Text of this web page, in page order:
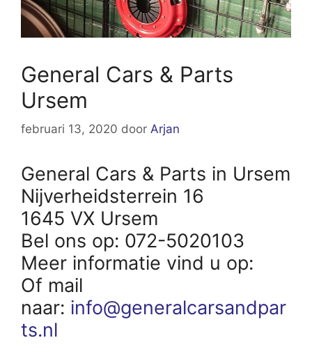
General Cars & Parts
Ursem
februari 13, 2020 door Arjan
General Cars & Parts in Ursem
Nijverheidsterrein 16
1645 VX Ursem
Bel ons op: 072-5020103
Meer informatie vind u op:
Of mail
naar: info@generalcarsandpar
ts.nl